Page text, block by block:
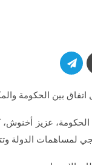
للمطارات، يمتد من سنة 2025
عزيز أخنوش، كل
لمساهمات